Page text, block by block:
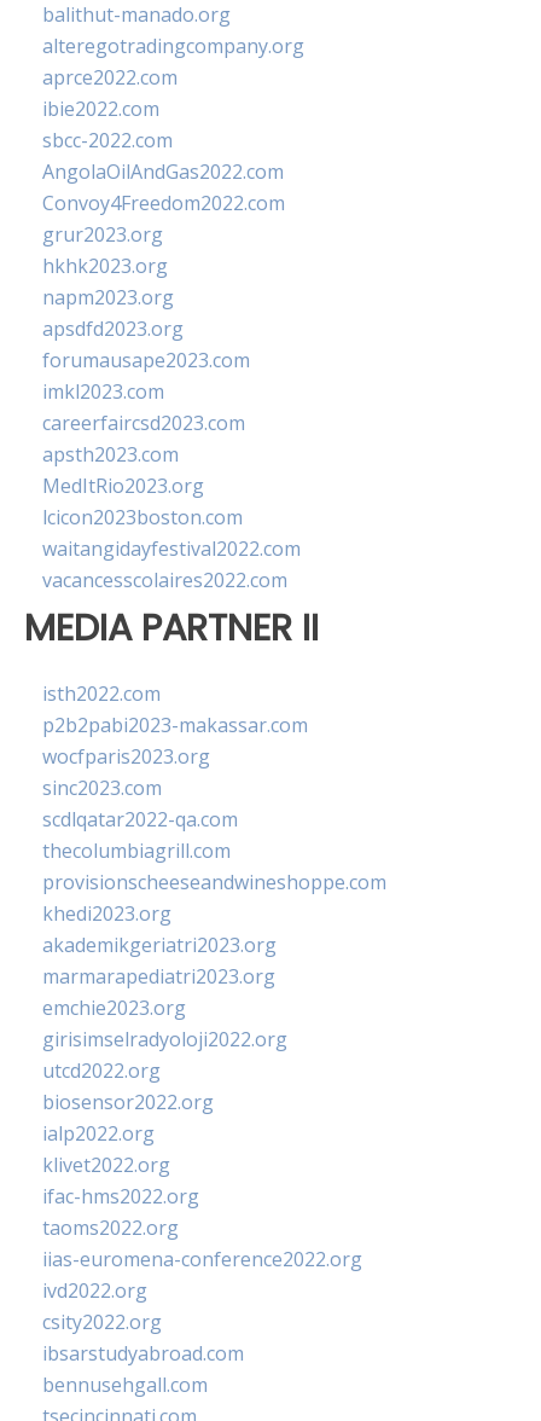
balithut-manado.org
alteregotradingcompany.org
aprce2022.com
ibie2022.com
sbcc-2022.com
AngolaOilAndGas2022.com
Convoy4Freedom2022.com
grur2023.org
hkhk2023.org
napm2023.org
apsdfd2023.org
forumausape2023.com
imkl2023.com
careerfaircsd2023.com
apsth2023.com
MedItRio2023.org
lcicon2023boston.com
waitangidayfestival2022.com
vacancesscolaires2022.com
MEDIA PARTNER II
isth2022.com
p2b2pabi2023-makassar.com
wocfparis2023.org
sinc2023.com
scdlqatar2022-qa.com
thecolumbiagrill.com
provisionscheeseandwineshoppe.com
khedi2023.org
akademikgeriatri2023.org
marmarapediatri2023.org
emchie2023.org
girisimselradyoloji2022.org
utcd2022.org
biosensor2022.org
ialp2022.org
klivet2022.org
ifac-hms2022.org
taoms2022.org
iias-euromena-conference2022.org
ivd2022.org
csity2022.org
ibsarstudyabroad.com
bennusehgall.com